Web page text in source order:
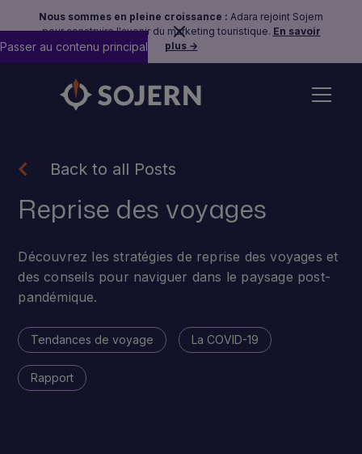
Nous sommes en pleine croissance : Adara rejoint Sojern
pour construire l'avenir du marketing touristique. En savoir
plus →
Passer au contenu principal
Back to all Posts
Reprise des voyages
Découvrez les stratégies de reprise des voyages et
des conseils pour naviguer dans le paysage post-
pandémique.
Tendances de voyage La COVID-19
Rapport